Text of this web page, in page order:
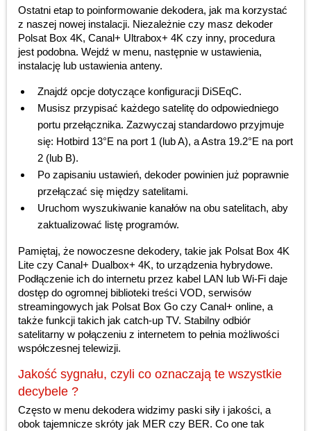
Ostatni etap to poinformowanie dekodera, jak ma korzystać
z naszej nowej instalacji. Niezależnie czy masz dekoder
Polsat Box 4K, Canal+ Ultrabox+ 4K czy inny, procedura
jest podobna. Wejdź w menu, następnie w ustawienia,
instalację lub ustawienia anteny.
Znajdź opcje dotyczące konfiguracji DiSEqC.
Musisz przypisać każdego satelitę do odpowiedniego
portu przełącznika. Zazwyczaj standardowo przyjmuje
się: Hotbird 13°E na port 1 (lub A), a Astra 19.2°E na port
2 (lub B).
Po zapisaniu ustawień, dekoder powinien już poprawnie
przełączać się między satelitami.
Uruchom wyszukiwanie kanałów na obu satelitach, aby
zaktualizować listę programów.
Pamiętaj, że nowoczesne dekodery, takie jak Polsat Box 4K
Lite czy Canal+ Dualbox+ 4K, to urządzenia hybrydowe.
Podłączenie ich do internetu przez kabel LAN lub Wi-Fi daje
dostęp do ogromnej biblioteki treści VOD, serwisów
streamingowych jak Polsat Box Go czy Canal+ online, a
także funkcji takich jak catch-up TV. Stabilny odbiór
satelitarny w połączeniu z internetem to pełnia możliwości
współczesnej telewizji.
Jakość sygnału, czyli co oznaczają te wszystkie
decybele ?
Często w menu dekodera widzimy paski siły i jakości, a
obok tajemnicze skróty jak MER czy BER. Co one tak